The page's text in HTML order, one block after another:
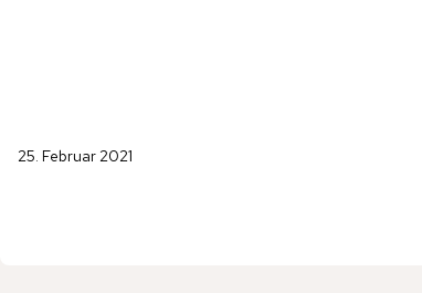
25. Februar 2021